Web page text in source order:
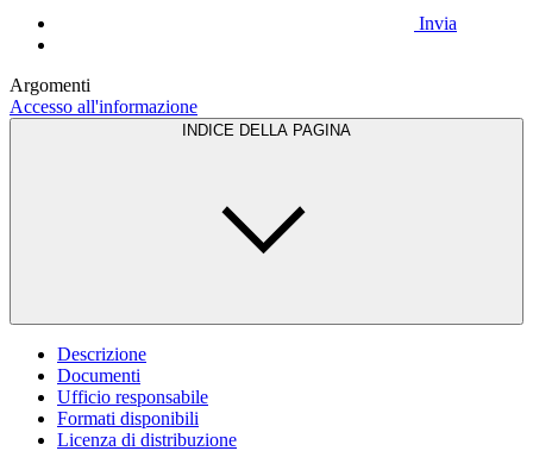
Invia
Argomenti
Accesso all'informazione
INDICE DELLA PAGINA
Descrizione
Documenti
Ufficio responsabile
Formati disponibili
Licenza di distribuzione